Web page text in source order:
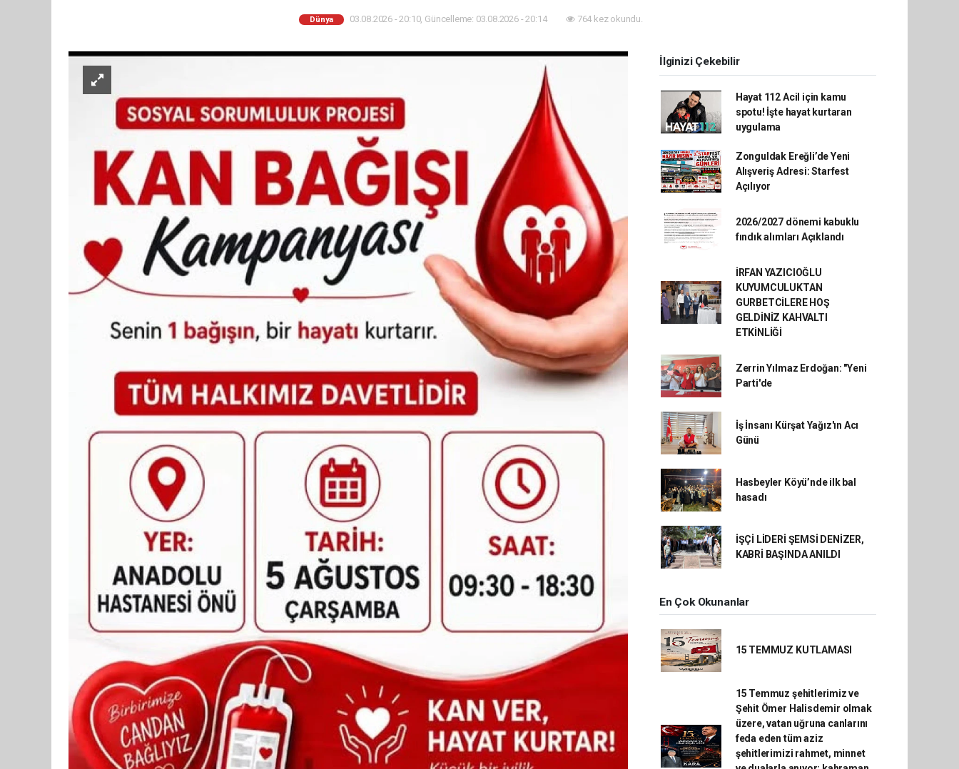
Dünya 03.08.2026 - 20:10, Güncelleme: 03.08.2026 - 20:14 764 kez okundu.
İlginizi Çekebilir
Hayat 112 Acil için kamu
spotu! İşte hayat kurtaran
uygulama
Zonguldak Ereğli’de Yeni
Alışveriş Adresi: Starfest
Açılıyor
2026/2027 dönemi kabuklu
fındık alımları Açıklandı
İRFAN YAZICIOĞLU
KUYUMCULUKTAN
GURBETCİLERE HOŞ
GELDİNİZ KAHVALTI
ETKİNLİĞİ
Zerrin Yılmaz Erdoğan: "Yeni
Parti'de
İş İnsanı Kürşat Yağız'ın Acı
Günü
Hasbeyler Köyü’nde ilk bal
hasadı
İŞÇİ LİDERİ ŞEMSİ DENİZER,
KABRİ BAŞINDA ANILDI
En Çok Okunanlar
15 TEMMUZ KUTLAMASI
15 Temmuz şehitlerimiz ve
Şehit Ömer Halisdemir olmak
üzere, vatan uğruna canlarını
feda eden tüm aziz
şehitlerimizi rahmet, minnet